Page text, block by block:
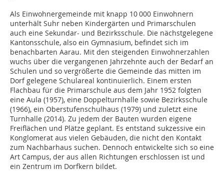
Als Einwohnergemeinde mit knapp 10 000 Einwohnern
unterhält Suhr neben Kindergärten und Primarschulen
auch eine Sekundar- und Bezirksschule. Die nächstgelegene
Kantonsschule, also ein Gymnasium, befindet sich im
benachbarten Aarau. Mit den steigenden Einwohnerzahlen
wuchs über die vergangenen Jahrzehnte auch der Bedarf an
Schulen und so vergrößerte die Gemeinde das mitten im
Dorf gelegene Schulareal kontinuierlich. Einem ersten
Flachbau für die Primarschule aus dem Jahr 1952 folgten
eine Aula (1957), eine Doppelturnhalle sowie Bezirksschule
(1966), ein Oberstufenschulhaus (1979) und zuletzt eine
Turnhalle (2014). Zu jedem der Bauten wurden eigene
Freiflächen und Plätze geplant. Es entstand sukzessive ein
Konglomerat aus vielen Gebäuden, die nicht den Kontakt
zum Nachbarhaus suchen. Dennoch entwickelte sich so eine
Art Campus, der aus allen Richtungen erschlossen ist und
ein Zentrum im Dorfkern bildet.